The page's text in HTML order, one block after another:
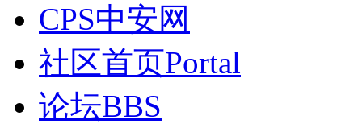
CPS中安网
社区首页Portal
论坛BBS